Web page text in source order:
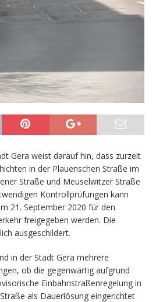
Gera weist darauf hin, dass zurzeit
in der Plauenschen Straße im
Straße und Meuselwitzer Straße
Kontrollprüfungen kann
21. September 2020 für den
freigegeben werden. Die
ausgeschildert.
in der Stadt Gera mehrere
ob die gegenwärtig aufgrund
Einbahnstraßenregelung in
als Dauerlösung eingerichtet